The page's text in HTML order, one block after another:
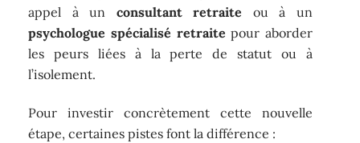
appel à un consultant retraite ou à un
psychologue spécialisé retraite pour aborder
les peurs liées à la perte de statut ou à
l’isolement.
Pour investir concrètement cette nouvelle
étape, certaines pistes font la différence :